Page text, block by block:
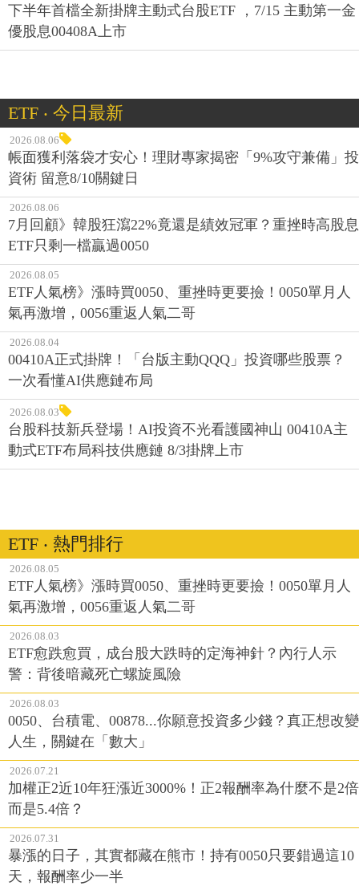
下半年首檔全新掛牌主動式台股ETF ，7/15 主動第一金
優股息00408A上市
ETF ‧ 今日最新
2026.08.06
帳面獲利落袋才安心！理財專家揭密「9%攻守兼備」投
資術 留意8/10關鍵日
2026.08.06
7月回顧》韓股狂瀉22%竟還是績效冠軍？重挫時高股息
ETF只剩一檔贏過0050
2026.08.05
ETF人氣榜》漲時買0050、重挫時更要撿！0050單月人
氣再激增，0056重返人氣二哥
2026.08.04
00410A正式掛牌！「台版主動QQQ」投資哪些股票？
一次看懂AI供應鏈布局
2026.08.03
台股科技新兵登場！AI投資不光看護國神山 00410A主
動式ETF布局科技供應鏈 8/3掛牌上市
ETF ‧ 熱門排行
2026.08.05
ETF人氣榜》漲時買0050、重挫時更要撿！0050單月人
氣再激增，0056重返人氣二哥
2026.08.03
ETF愈跌愈買，成台股大跌時的定海神針？內行人示
警：背後暗藏死亡螺旋風險
2026.08.03
0050、台積電、00878...你願意投資多少錢？真正想改變
人生，關鍵在「數大」
2026.07.21
加權正2近10年狂漲近3000%！正2報酬率為什麼不是2倍
而是5.4倍？
2026.07.31
暴漲的日子，其實都藏在熊市！持有0050只要錯過這10
天，報酬率少一半